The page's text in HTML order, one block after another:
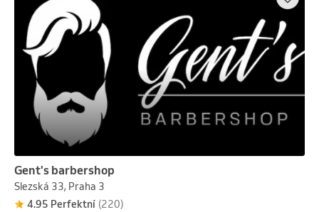
Gent's barbershop
Slezská 33, Praha 3
4.95 Perfektní (220)